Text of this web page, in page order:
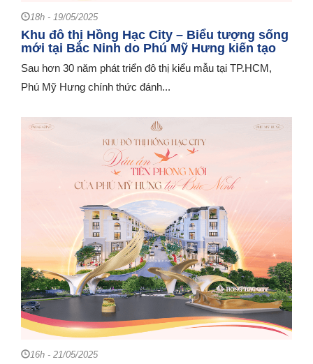
18h - 19/05/2025
Khu đô thị Hồng Hạc City – Biểu tượng sống
mới tại Bắc Ninh do Phú Mỹ Hưng kiến tạo
Sau hơn 30 năm phát triển đô thị kiểu mẫu tại TP.HCM,
Phú Mỹ Hưng chính thức đánh...
16h - 21/05/2025